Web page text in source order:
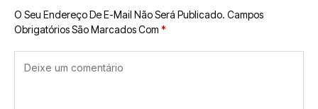
O Seu Endereço De E-Mail Não Será Publicado. Campos
Obrigatórios São Marcados Com *